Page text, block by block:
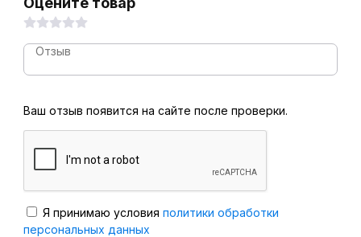
Ваш отзыв появится на сайте после проверки.
Я принимаю условия политики обработки
персональных данных